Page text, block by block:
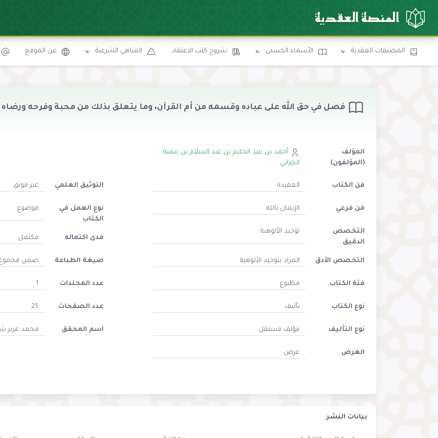
المنصة العقدية
المصنفات العقدية الأسماء الحسنى شروح كتب الاعتقاد المناهي الشرعية عن الموقع
فصل في حق الله على عباده وقسمه من أم القرآن، وما يتعلق بذلك من محبة وفرحه ورضاه
المؤلف
(المؤلفون)
أحمد بن عبد الحليم بن عبد السلام بن تيمية
الحراني
فن الكتاب العقيدة
فن فرعي الإيمان بالله
التخصص
الدقيق
توحيد الألوهية
التخصص الأدق المراد بتوحيد الألوهية
فئة الكتاب مطبوع
نوع الكتاب تأليف
نوع التأليف مؤلف مستقل
الغرض عرض
التوثيق العلمي غير موثق
نوع العمل في
الكتاب
موضوع
مدى اكتماله مكتمل
صيغة الطباعة ضمن
عدد المجلدات 1
عدد الصفحات 25
اسم المحقق محمد
بيانات النشر